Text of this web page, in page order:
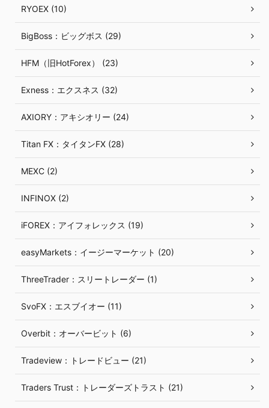
RYOEX (10)
BigBoss：ビッグボス (29)
HFM（旧HotForex） (23)
Exness：エクスネス (32)
AXIORY：アキシオリー (24)
Titan FX：タイタンFX (28)
MEXC (2)
INFINOX (2)
iFOREX：アイフォレックス (19)
easyMarkets：イージーマーケット (20)
ThreeTrader：スリートレーダー (1)
SvoFX：エスブイオー (11)
Overbit：オーバービット (6)
Tradeview：トレードビュー (21)
Traders Trust：トレーダーズトラスト (21)